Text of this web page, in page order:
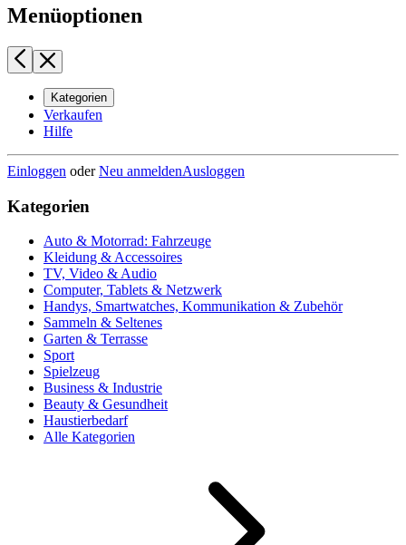
Menüoptionen
Kategorien
Verkaufen
Hilfe
Einloggen oderNeu anmeldenAusloggen
Kategorien
Auto & Motorrad: Fahrzeuge
Kleidung & Accessoires
TV, Video & Audio
Computer, Tablets & Netzwerk
Handys, Smartwatches, Kommunikation & Zubehör
Sammeln & Seltenes
Garten & Terrasse
Sport
Spielzeug
Business & Industrie
Beauty & Gesundheit
Haustierbedarf
Alle Kategorien